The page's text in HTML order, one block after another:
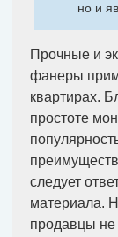
но и
Прочные и
фанеры
квартирах.
простоте
следует
материала.
продавцы не